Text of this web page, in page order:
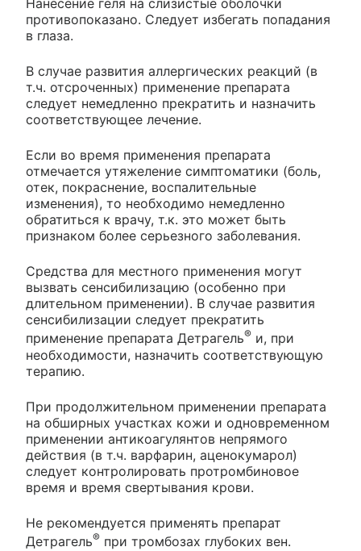
Нанесение геля на слизистые оболочки
противопоказано. Следует избегать попадания
в глаза.
В случае развития аллергических реакций (в
т.ч. отсроченных) применение препарата
следует немедленно прекратить и назначить
соответствующее лечение.
Если во время применения препарата
отмечается утяжеление симптоматики (боль,
отек, покраснение, воспалительные
изменения), то необходимо немедленно
обратиться к врачу, т.к. это может быть
признаком более серьезного заболевания.
Средства для местного применения могут
вызвать сенсибилизацию (особенно при
длительном применении). В случае развития
сенсибилизации следует прекратить
применение препарата Детрагель® и, при
необходимости, назначить соответствующую
терапию.
При продолжительном применении препарата
на обширных участках кожи и одновременном
применении антикоагулянтов непрямого
действия (в т.ч. варфарин, аценокумарол)
следует контролировать протромбиновое
время и время свертывания крови.
Не рекомендуется применять препарат
Детрагель® при тромбозах глубоких вен.